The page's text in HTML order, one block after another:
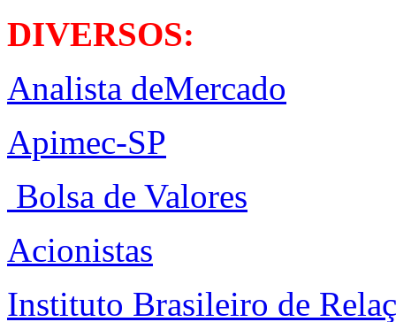
DIVERSOS:
Analista deMercado
Apimec-SP
Bolsa de Valores
Acionistas
Instituto Brasileiro de